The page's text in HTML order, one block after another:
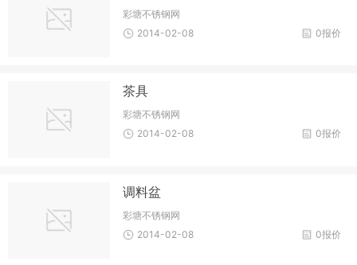
彩塘不锈钢网
0报价
2014-02-08
茶具
彩塘不锈钢网
0报价
2014-02-08
调料盆
彩塘不锈钢网
0报价
2014-02-08